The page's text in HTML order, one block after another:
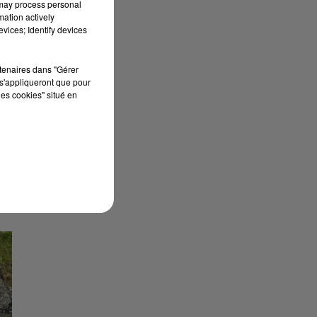
process personal
actively
Identify devices
dans "Gérer
que pour
cookies" situé en